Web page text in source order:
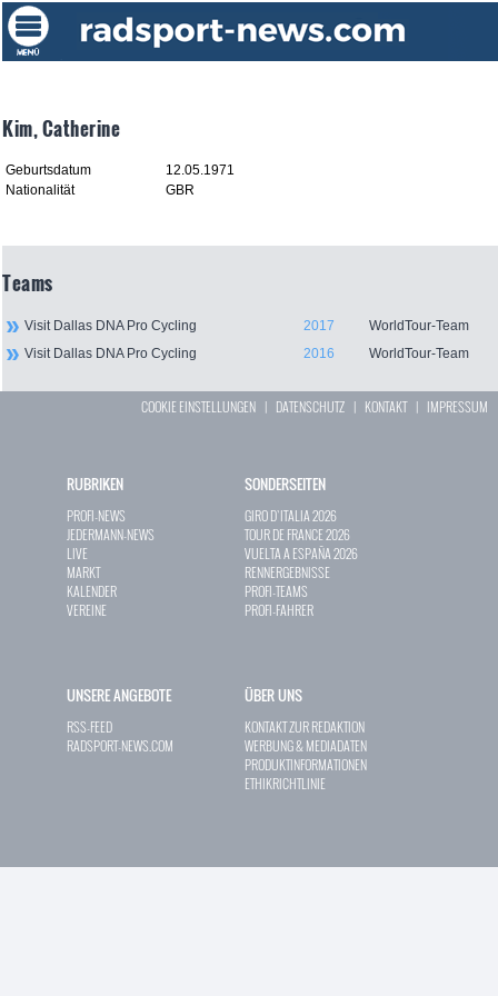
Kim, Catherine
Geburtsdatum
12.05.1971
Nationalität
GBR
Teams
Visit Dallas DNA Pro Cycling 2017
WorldTour-Team
Visit Dallas DNA Pro Cycling
2016 WorldTour-Team
COOKIE EINSTELLUNGEN | DATENSCHUTZ | KONTAKT| IMPRESSUM
RUBRIKEN
PROFI-NEWS
JEDERMANN-NEWS
LIVE
MARKT
KALENDER
VEREINE
SONDERSEITEN
GIRO D`ITALIA 2026
TOUR DE FRANCE 2026
VUELTA A ESPAÑA 2026
RENNERGEBNISSE
PROFI-TEAMS
PROFI-FAHRER
UNSERE ANGEBOTE
RSS-FEED
RADSPORT-NEWS.COM
ÜBER UNS
KONTAKT ZUR REDAKTION
WERBUNG & MEDIADATEN
PRODUKTINFORMATIONEN
ETHIKRICHTLINIE